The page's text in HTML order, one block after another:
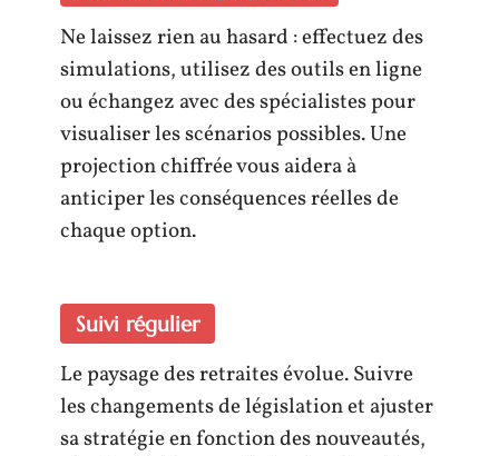
Ne laissez rien au hasard : effectuez des
simulations, utilisez des outils en ligne
ou échangez avec des spécialistes pour
visualiser les scénarios possibles. Une
projection chiffrée vous aidera à
anticiper les conséquences réelles de
chaque option.
Suivi régulier
Le paysage des retraites évolue. Suivre
les changements de législation et ajuster
sa stratégie en fonction des nouveautés,